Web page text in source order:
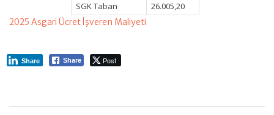
SGK Taban
26.005,20
2025 Asgari Ücret İşveren Maliyeti
Share Post
Share